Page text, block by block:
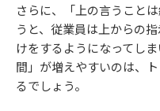
さらに、「上の言うこと
うと、従業員は上からの
けをするようになってし
間」が増えやすいのは、
るでしょう。